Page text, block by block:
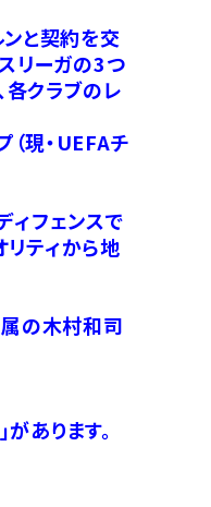
と契約を交
リーガの3つ
クラブのレ
現・UEFAチ
ィフェンスで
ティから地
の木村和司
あります。